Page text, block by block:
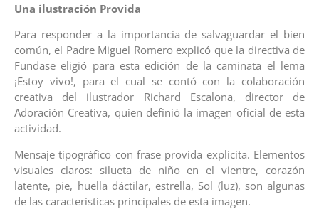
Una ilustración Provida
Para responder a la importancia de salvaguardar el bien
común, el Padre Miguel Romero explicó que la directiva de
Fundase eligió para esta edición de la caminata el lema
¡Estoy vivo!, para el cual se contó con la colaboración
creativa del ilustrador Richard Escalona, director de
Adoración Creativa, quien definió la imagen oficial de esta
actividad.
Mensaje tipográfico con frase provida explícita. Elementos
visuales claros: silueta de niño en el vientre, corazón
latente, pie, huella dáctilar, estrella, Sol (luz), son algunas
de las características principales de esta imagen.